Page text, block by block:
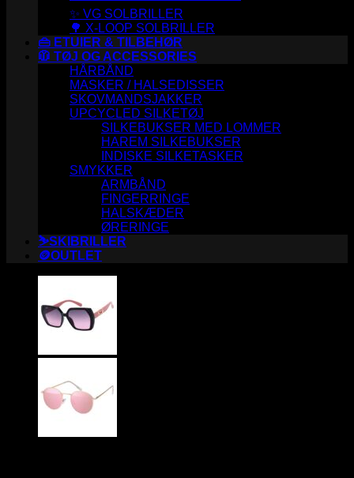
✨ VG SOLBRILLER
🌳 X-LOOP SOLBRILLER
👜 ETUIER & TILBEHØR
🧥 TØJ OG ACCESSORIES
HÅRBÅND
MASKER / HALSEDISSER
SKOVMANDSJAKKER
UPCYCLED SILKETØJ
SILKEBUKSER MED LOMMER
HAREM SILKEBUKSER
INDISKE SILKETASKER
SMYKKER
ARMBÅND
FINGERRINGE
HALSKÆDER
ØRERINGE
⛷️SKIBRILLER
🪙OUTLET